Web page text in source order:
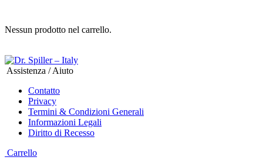
Nessun prodotto nel carrello.
Assistenza / Aiuto
Contatto
Privacy
Termini & Condizioni Generali
Informazioni Legali
Diritto di Recesso
Carrello